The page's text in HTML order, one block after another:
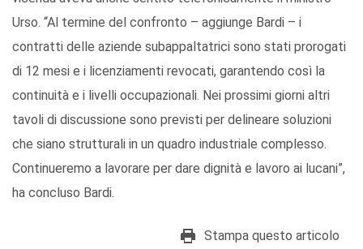
Urso. “Al termine del confronto – aggiunge Bardi – i
contratti delle aziende subappaltatrici sono stati prorogati
di 12 mesi e i licenziamenti revocati, garantendo così la
continuità e i livelli occupazionali. Nei prossimi giorni altri
tavoli di discussione sono previsti per delineare soluzioni
che siano strutturali in un quadro industriale complesso.
Continueremo a lavorare per dare dignità e lavoro ai lucani”,
ha concluso Bardi.
Stampa questo articolo